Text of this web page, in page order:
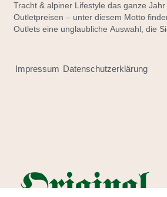
Tracht & alpiner Lifestyle das ganze
Outletpreisen – unter diesem Motto
Outlets eine unglaubliche Auswahl, die
Impressum Datenschutzerklärung